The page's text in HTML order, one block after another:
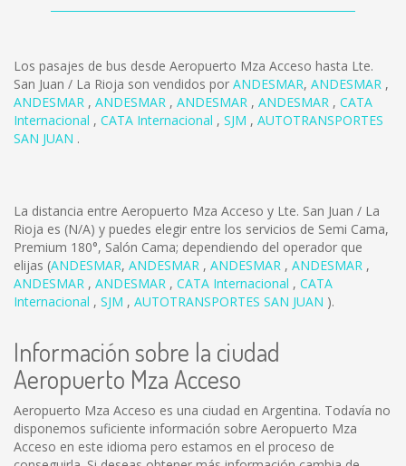
Los pasajes de bus desde Aeropuerto Mza Acceso hasta Lte.
San Juan / La Rioja son vendidos por ANDESMAR, ANDESMAR ,
ANDESMAR , ANDESMAR , ANDESMAR , ANDESMAR , CATA
Internacional , CATA Internacional , SJM , AUTOTRANSPORTES
SAN JUAN .
La distancia entre Aeropuerto Mza Acceso y Lte. San Juan / La
Rioja es (N/A) y puedes elegir entre los servicios de Semi Cama,
Premium 180°, Salón Cama; dependiendo del operador que
elijas (ANDESMAR, ANDESMAR , ANDESMAR , ANDESMAR ,
ANDESMAR , ANDESMAR , CATA Internacional , CATA
Internacional , SJM , AUTOTRANSPORTES SAN JUAN ).
Información sobre la ciudad
Aeropuerto Mza Acceso
Aeropuerto Mza Acceso es una ciudad en Argentina. Todavía no
disponemos suficiente información sobre Aeropuerto Mza
Acceso en este idioma pero estamos en el proceso de